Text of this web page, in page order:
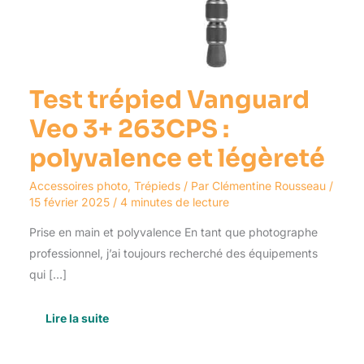
Test trépied Vanguard
Veo 3+ 263CPS :
polyvalence et légèreté
Accessoires photo, Trépieds/ Par Clémentine Rousseau /
15 février 2025 / 4 minutes de lecture
Prise en main et polyvalence En tant que photographe
professionnel, j’ai toujours recherché des équipements
qui […]
Lire la suite